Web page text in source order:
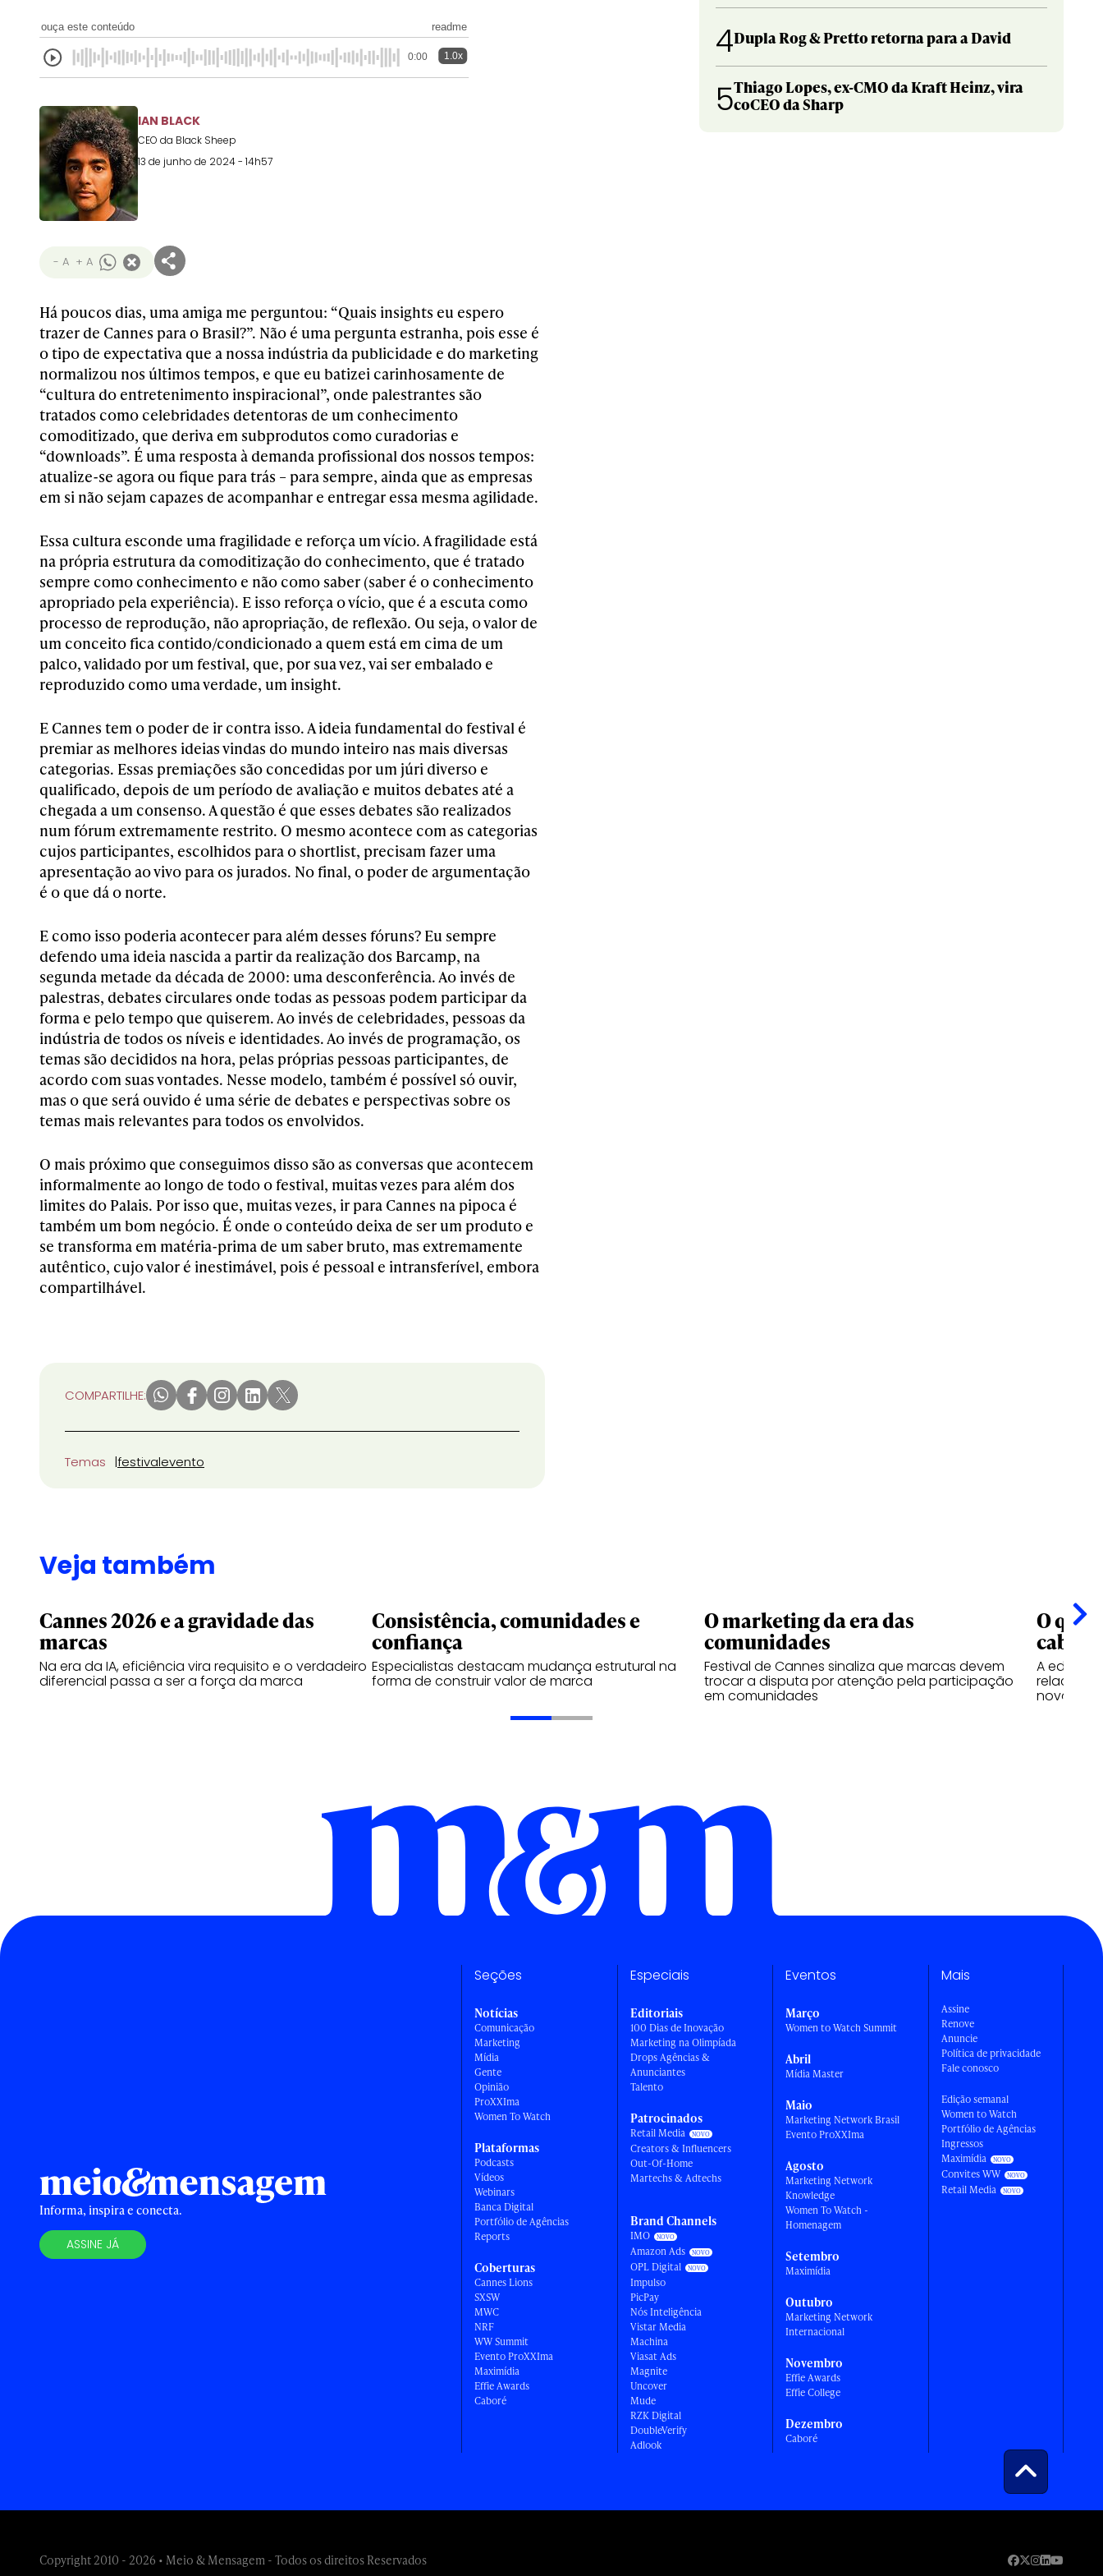
ouça este conteúdo readme
0:00 1.0x
IAN BLACK
CEO da Black Sheep
13 de junho de 2024 - 14h57
- A + A
Há poucos dias, uma amiga me perguntou: “Quais insights eu espero
trazer de Cannes para o Brasil?”. Não é uma pergunta estranha, pois esse é
o tipo de expectativa que a nossa indústria da publicidade e do marketing
normalizou nos últimos tempos, e que eu batizei carinhosamente de
“cultura do entretenimento inspiracional”, onde palestrantes são
tratados como celebridades detentoras de um conhecimento
comoditizado, que deriva em subprodutos como curadorias e
“downloads”. É uma resposta à demanda profissional dos nossos tempos:
atualize-se agora ou fique para trás – para sempre, ainda que as empresas
em si não sejam capazes de acompanhar e entregar essa mesma agilidade.
Essa cultura esconde uma fragilidade e reforça um vício. A fragilidade está
na própria estrutura da comoditização do conhecimento, que é tratado
sempre como conhecimento e não como saber (saber é o conhecimento
apropriado pela experiência). E isso reforça o vício, que é a escuta como
processo de reprodução, não apropriação, de reflexão. Ou seja, o valor de
um conceito fica contido/condicionado a quem está em cima de um
palco, validado por um festival, que, por sua vez, vai ser embalado e
reproduzido como uma verdade, um insight.
E Cannes tem o poder de ir contra isso. A ideia fundamental do festival é
premiar as melhores ideias vindas do mundo inteiro nas mais diversas
categorias. Essas premiações são concedidas por um júri diverso e
qualificado, depois de um período de avaliação e muitos debates até a
chegada a um consenso. A questão é que esses debates são realizados
num fórum extremamente restrito. O mesmo acontece com as categorias
cujos participantes, escolhidos para o shortlist, precisam fazer uma
apresentação ao vivo para os jurados. No final, o poder de argumentação
é o que dá o norte.
E como isso poderia acontecer para além desses fóruns? Eu sempre
defendo uma ideia nascida a partir da realização dos Barcamp, na
segunda metade da década de 2000: uma desconferência. Ao invés de
palestras, debates circulares onde todas as pessoas podem participar da
forma e pelo tempo que quiserem. Ao invés de celebridades, pessoas da
indústria de todos os níveis e identidades. Ao invés de programação, os
temas são decididos na hora, pelas próprias pessoas participantes, de
acordo com suas vontades. Nesse modelo, também é possível só ouvir,
mas o que será ouvido é uma série de debates e perspectivas sobre os
temas mais relevantes para todos os envolvidos.
O mais próximo que conseguimos disso são as conversas que acontecem
informalmente ao longo de todo o festival, muitas vezes para além dos
limites do Palais. Por isso que, muitas vezes, ir para Cannes na pipoca é
também um bom negócio. É onde o conteúdo deixa de ser um produto e
se transforma em matéria-prima de um saber bruto, mas extremamente
autêntico, cujo valor é inestimável, pois é pessoal e intransferível, embora
compartilhável.
COMPARTILHE:
Temas festivalevento
4Dupla Rog & Pretto retorna para a David
5Thiago Lopes, ex-CMO da Kraft Heinz, vira
coCEO da Sharp
Veja também
Cannes 2026 e a gravidade das
marcas
Na era da IA, eficiência vira requisito e o verdadeiro
diferencial passa a ser a força da marca
Consistência, comunidades e
confiança
Especialistas destacam mudança estrutural na
forma de construir valor de marca
O marketing da era das
comunidades
Festival de Cannes sinaliza que marcas devem
trocar a disputa por atenção pela participação
em comunidades
O que
cabe
A edição
nova
Informa, inspira e conecta.
ASSINE JÁ
Seções
Notícias
Comunicação
Marketing
Mídia
Gente
Opinião
ProXXIma
Women To Watch
Plataformas
Podcasts
Vídeos
Webinars
Banca Digital
Portfólio de Agências
Reports
Coberturas
Cannes Lions
SXSW
MWC
NRF
WW Summit
Evento ProXXIma
Maximídia
Effie Awards
Caboré
Especiais
Editoriais
100 Dias de Inovação
Marketing na Olimpíada
Drops Agências &
Anunciantes
Talento
Patrocinados
Retail Media
Creators & Influencers
Out-Of-Home
Martechs & Adtechs
Brand Channels
IMO
Amazon Ads
OPL Digital
Impulso
PicPay
Nós Inteligência
Vistar Media
Machina
Viasat Ads
Magnite
Uncover
Mude
RZK Digital
DoubleVerify
Adlook
Eventos
Março
Women to Watch Summit
Abril
Mídia Master
Maio
Marketing Network Brasil
Evento ProXXIma
Agosto
Marketing Network
Knowledge
Women To Watch -
Homenagem
Setembro
Maximídia
Outubro
Marketing Network
Internacional
Novembro
Effie Awards
Effie College
Dezembro
Caboré
Mais
Assine
Renove
Anuncie
Política de privacidade
Fale conosco
Edição semanal
Women to Watch
Portfólio de Agências
Ingressos
Maximídia
Convites WW
Retail Media
Copyright 2010 - 2026 • Meio & Mensagem - Todos os direitos Reservados